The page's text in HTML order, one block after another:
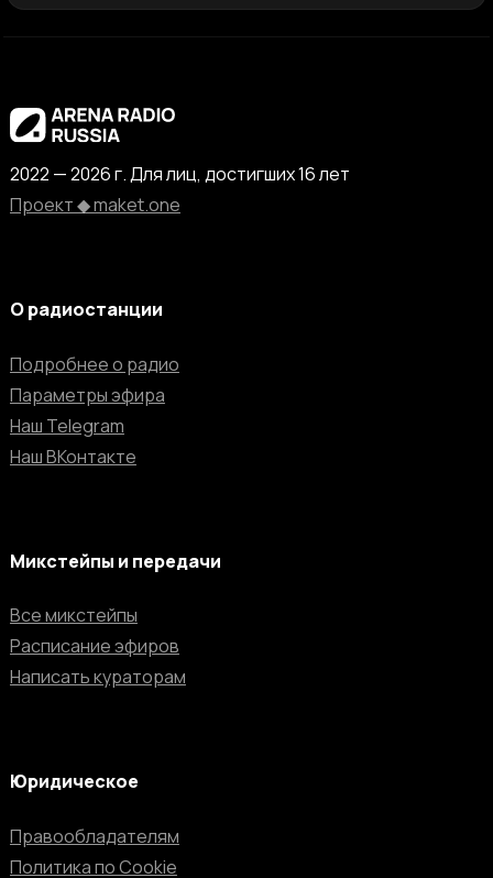
2022 — 2026 г. Для лиц, достигших 16 лет
Проект ◆ maket.one
О радиостанции
Подробнее о радио
Параметры эфира
Наш Telegram
Наш ВКонтакте
Микстейпы и передачи
Все микстейпы
Расписание эфиров
Написать кураторам
Юридическое
Правообладателям
Политика по Cookie